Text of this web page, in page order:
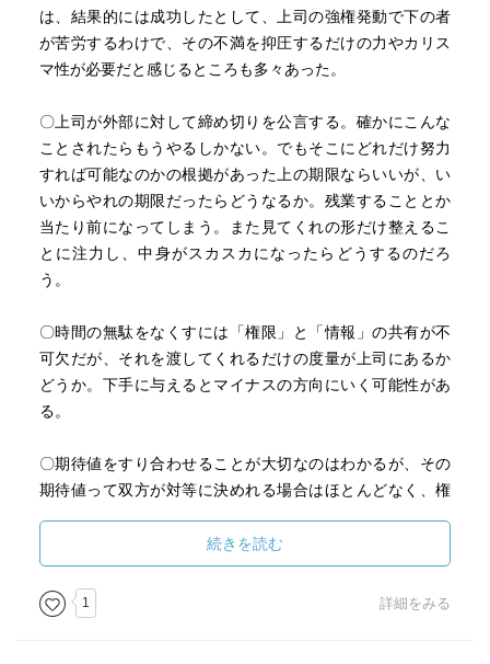
本当に学び多き一冊ですが、学んだことを少しでも実践す
る為に、来年の手帳はさっそく従来型から変更して取り組
・著者は元ソフトバンク社長室長で、長年にわたり孫正義
社長の右腕として孫社長から下される鬼のようなむちゃぶ
ちこちに手を出す……こんなイメージのままの孫社長の仕
事ぶりですが、それを管理・調整して、処理、解決する原
動力となったのが本書で紹介する時間術です。
時間に対する考え方、多くの事業を同時並行で、かつ最速
で成果をあげ続ける孫流の時間管理の考えの紹介から始ま
ミに公表する。それまでに事業計画を作る」といった「む
間術に展開していくことが類書との最大の違いです。しか
は、結果的には成功したとして、上司の強権発動で下の者
が苦労するわけで、その不満を抑圧するだけの力やカリス
マ性が必要だと感じるところも多々あった。
〇上司が外部に対して締め切りを公言する。確かにこんな
ことされたらもうやるしかない。でもそこにどれだけ努力
すれば可能なのかの根拠があった上の期限ならいいが、い
いからやれの期限だったらどうなるか。残業することとか
当たり前になってしまう。また見てくれの形だけ整えるこ
とに注力し、中身がスカスカになったらどうするのだろ
う。
〇時間の無駄をなくすには「権限」と「情報」の共有が不
可欠だが、それを渡してくれるだけの度量が上司にあるか
どうか。下手に与えるとマイナスの方向にいく可能性があ
る。
〇期待値をすり合わせることが大切なのはわかるが、その
期待値って双方が対等に決めれる場合はほとんどなく、権
〇仕事の成果は何時間仕事をしたかではなく、どれだけア
ウトプットを出したかであることは理論としては分かって
いるが、結構時間が重視されてしまうんだよね。仕事が速
続きを読む
1 詳細をみる